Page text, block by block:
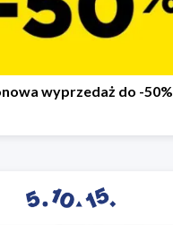
wyprzedaż do -50%